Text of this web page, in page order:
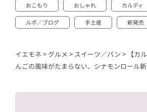
おこもり おしゃれ カルディ
ルポ／ブログ 手土産 新発売
イエモネ > グルメ > スイーツ／パン > 【カ
んごの風味がたまらない、シナモンロール